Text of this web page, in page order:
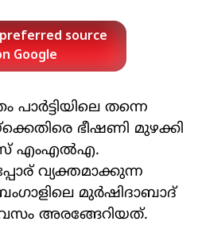
preferred source
Google
പാർട്ടിയിലെ തന്നെ
ഭീഷണി മുഴക്കി
എംഎൽഎ.
വ്യക്തമാക്കുന്ന
മുർഷിദാബാദ്‌
അരങ്ങേറിയത്.